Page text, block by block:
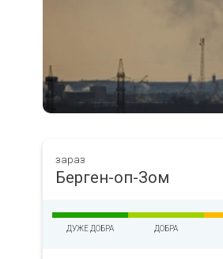
зараз
Берген-оп-Зом
ДУЖЕ ДОБРА ДОБРА